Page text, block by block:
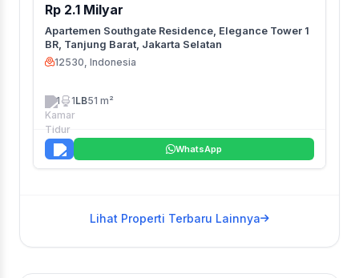
Rp 2.1 Milyar
Apartemen Southgate Residence, Elegance Tower 1
BR, Tanjung Barat, Jakarta Selatan
12530, Indonesia
1 1LB51 m²
WhatsApp
Lihat Properti Terbaru Lainnya